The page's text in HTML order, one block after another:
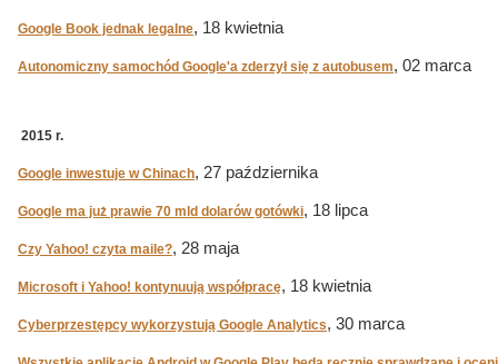
Google Book jednak legalne, 18 kwietnia
Autonomiczny samochód Google'a zderzył się z autobusem, 02 marca
2015 r.
Google inwestuje w Chinach, 27 października
Google ma już prawie 70 mld dolarów gotówki, 18 lipca
Czy Yahoo! czyta maile?, 28 maja
Microsoft i Yahoo! kontynuują współpracę, 18 kwietnia
Cyberprzestępcy wykorzystują Google Analytics, 30 marca